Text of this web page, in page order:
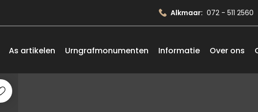
As artikelen Urngrafmonumenten Informatie Over ons
Alkmaar: 072 - 511 2560